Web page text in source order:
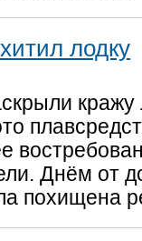
лодку
кражу
Днём от
похищена